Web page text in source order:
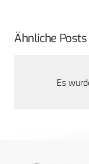
Ähnliche Posts
Es